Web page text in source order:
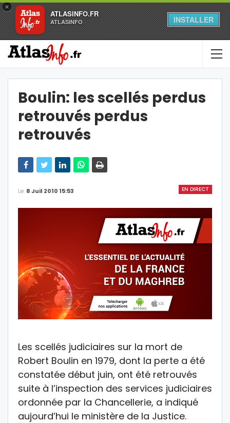
×
ATLASINFO.FR
ATLASINFO INSTALLER
Boulin: les scellés perdus
retrouvés perdus
retrouvés
EN DIRECT
Le 8 Juil 2010 15:53
Les scellés judiciaires sur la mort de
Robert Boulin en 1979, dont la perte a été
constatée début juin, ont été retrouvés
suite à l’inspection des services judiciaires
ordonnée par la Chancellerie, a indiqué
aujourd’hui le ministère de la Justice.